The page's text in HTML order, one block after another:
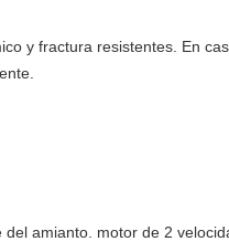
y fractura resistentes. En
amianto. motor de 2